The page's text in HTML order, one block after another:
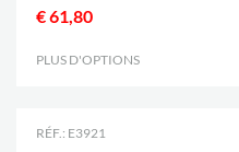
€ 61,80
PLUS D'OPTIONS
RÉF.: E3921